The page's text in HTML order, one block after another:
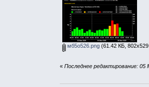
мб5о526.png(61.42 КБ,
« Последнее редактирование: 05